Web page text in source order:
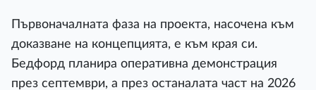
Първоначалната фаза на проекта, насочена към
доказване на концепцията, е към края си.
Бедфорд планира оперативна демонстрация
през септември, а през останалата част на 2026